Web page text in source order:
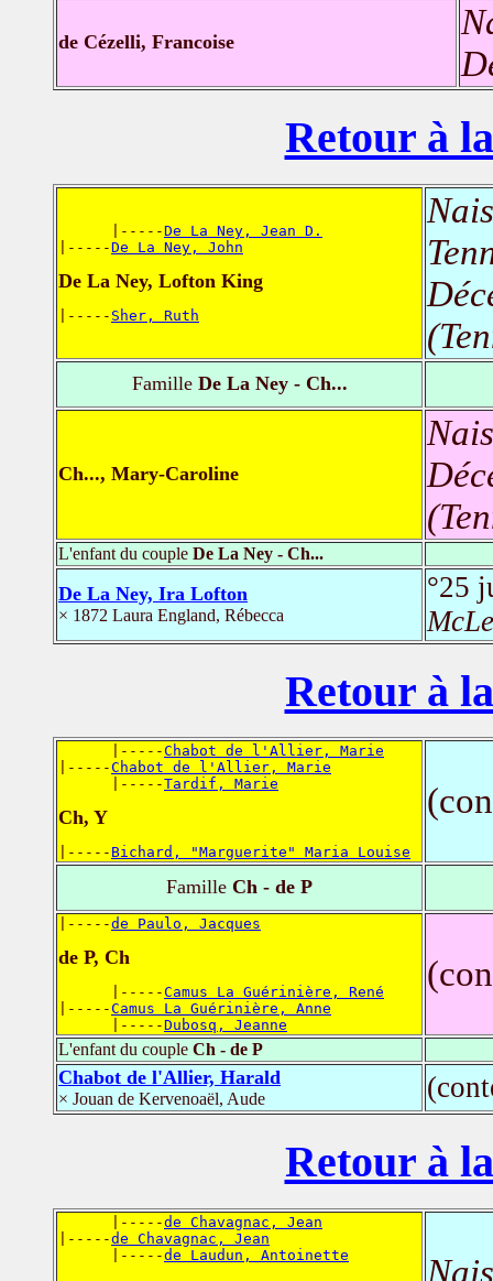
de Cézelli, Francoise
Retour à
      |-----
De La Ney, Jean D.
|-----De La Ney, John
De La Ney, Lofton King
|----- Sher, Ruth
FamilleDe La Ney - Ch...
Ch..., Mary-Caroline
L'enfant du couple De La Ney - Ch...
De La Ney, Ira Lofton
× 1872 Laura England, Rébecca
°25
Retour à
      |-----
Chabot de l'Allier, Marie
|-----Chabot de l'Allier, Marie
      |-----
Tardif, Marie
Ch, Y
|----- Bichard, "Marguerite" Maria Louise
Famille Ch - de P
|-----de Paulo, Jacques
de P, Ch
      |-----
Camus La Guérinière, René
|-----Camus La Guérinière, Anne
      |-----
Dubosq, Jeanne
L'enfant du couple Ch - de P
Chabot de l'Allier, Harald
× Jouan de Kervenoaël, Aude
Retour à
      |-----
de Chavagnac, Jean
|-----de Chavagnac, Jean
      |-----
de Laudun, Antoinette